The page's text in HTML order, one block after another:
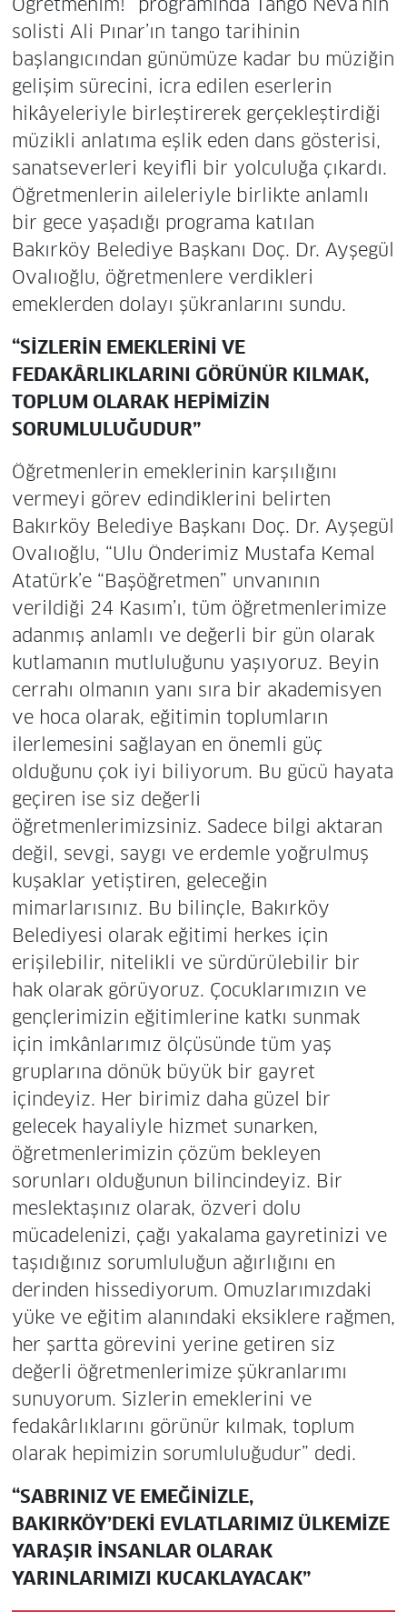
solisti Ali Pınar’ın tango tarihinin
başlangıcından günümüze kadar bu müziğin
gelişim sürecini, icra edilen eserlerin
hikâyeleriyle birleştirerek gerçekleştirdiği
müzikli anlatıma eşlik eden dans gösterisi,
sanatseverleri keyifli bir yolculuğa çıkardı.
Öğretmenlerin aileleriyle birlikte anlamlı
bir gece yaşadığı programa katılan
Bakırköy Belediye Başkanı Doç. Dr. Ayşegül
Ovalıoğlu, öğretmenlere verdikleri
emeklerden dolayı şükranlarını sundu.
“SİZLERİN EMEKLERİNİ VE
FEDAKÂRLIKLARINI GÖRÜNÜR KILMAK,
TOPLUM OLARAK HEPİMİZİN
SORUMLULUĞUDUR”
Öğretmenlerin emeklerinin karşılığını
vermeyi görev edindiklerini belirten
Bakırköy Belediye Başkanı Doç. Dr. Ayşegül
Ovalıoğlu, “Ulu Önderimiz Mustafa Kemal
Atatürk’e “Başöğretmen” unvanının
verildiği 24 Kasım’ı, tüm öğretmenlerimize
adanmış anlamlı ve değerli bir gün olarak
kutlamanın mutluluğunu yaşıyoruz. Beyin
cerrahı olmanın yanı sıra bir akademisyen
ve hoca olarak, eğitimin toplumların
ilerlemesini sağlayan en önemli güç
olduğunu çok iyi biliyorum. Bu gücü hayata
geçiren ise siz değerli
öğretmenlerimizsiniz. Sadece bilgi aktaran
değil, sevgi, saygı ve erdemle yoğrulmuş
kuşaklar yetiştiren, geleceğin
mimarlarısınız. Bu bilinçle, Bakırköy
Belediyesi olarak eğitimi herkes için
erişilebilir, nitelikli ve sürdürülebilir bir
hak olarak görüyoruz. Çocuklarımızın ve
gençlerimizin eğitimlerine katkı sunmak
için imkânlarımız ölçüsünde tüm yaş
gruplarına dönük büyük bir gayret
içindeyiz. Her birimiz daha güzel bir
gelecek hayaliyle hizmet sunarken,
öğretmenlerimizin çözüm bekleyen
sorunları olduğunun bilincindeyiz. Bir
meslektaşınız olarak, özveri dolu
mücadelenizi, çağı yakalama gayretinizi ve
taşıdığınız sorumluluğun ağırlığını en
derinden hissediyorum. Omuzlarımızdaki
yüke ve eğitim alanındaki eksiklere rağmen,
her şartta görevini yerine getiren siz
değerli öğretmenlerimize şükranlarımı
sunuyorum. Sizlerin emeklerini ve
fedakârlıklarını görünür kılmak, toplum
olarak hepimizin sorumluluğudur” dedi.
“SABRINIZ VE EMEĞİNİZLE,
BAKIRKÖY’DEKİ EVLATLARIMIZ ÜLKEMİZE
YARAŞIR İNSANLAR OLARAK
YARINLARIMIZI KUCAKLAYACAK”